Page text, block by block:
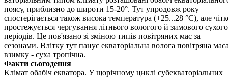
по­ясу, приблизно до широти 15-20°. Тут упродовж року
спостерігається також висока температура (+25...28 °С), але
простежується чергування літнього вологого й зимового сухого
періодів. Це пов'язано зі зміною типів повітряних мас за
сезонами. Влітку тут панує еква­торіальна волога повітряна
взимку - суха тропічна.
Факти сьогодення
Клімат обабіч екватора. У щорічному циклі субекваторіальних